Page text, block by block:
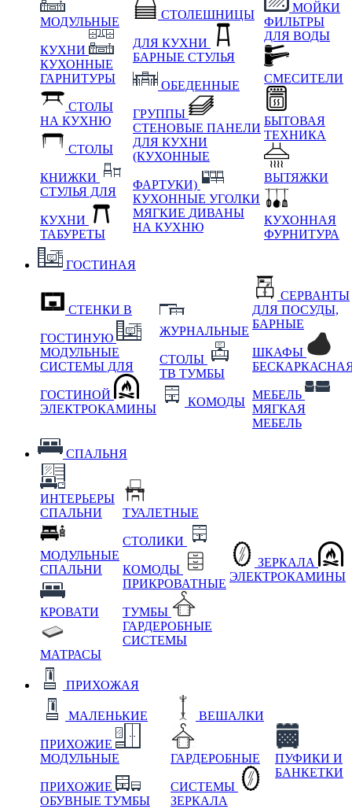
МОДУЛЬНЫЕ
КУХНИ
КУХОННЫЕ
ГАРНИТУРЫ
СТОЛЫ
НА КУХНЮ
СТОЛЫ
КНИЖКИ
СТУЛЬЯ ДЛЯ
КУХНИ
ТАБУРЕТЫ
СТОЛЕШНИЦЫ
ДЛЯ КУХНИ
БАРНЫЕ СТУЛЬЯ
ОБЕДЕННЫЕ
ГРУППЫ
СТЕНОВЫЕ ПАНЕЛИ
ДЛЯ КУХНИ
(КУХОННЫЕ
ФАРТУКИ)
КУХОННЫЕ УГОЛКИ
МЯГКИЕ ДИВАНЫ
НА КУХНЮ
МОЙКИ
ФИЛЬТРЫ
ДЛЯ ВОДЫ
СМЕСИТЕЛИ
БЫТОВАЯ
ТЕХНИКА
ВЫТЯЖКИ
КУХОННАЯ
ФУРНИТУРА
ГОСТИНАЯ
СТЕНКИ В
ГОСТИНУЮ
МОДУЛЬНЫЕ
СИСТЕМЫ ДЛЯ
ГОСТИНОЙ
ЭЛЕКТРОКАМИНЫ
ЖУРНАЛЬНЫЕ
СТОЛЫ
ТВ ТУМБЫ
КОМОДЫ
СЕРВАНТЫ
ДЛЯ ПОСУДЫ,
БАРНЫЕ
ШКАФЫ
МЕБЕЛЬ
МЯГКАЯ
МЕБЕЛЬ
СПАЛЬНЯ
ИНТЕРЬЕРЫ
СПАЛЬНИ
МОДУЛЬНЫЕ
СПАЛЬНИ
КРОВАТИ
МАТРАСЫ
ТУАЛЕТНЫЕ
СТОЛИКИ
КОМОДЫ
ПРИКРОВАТНЫЕ
ТУМБЫ
ГАРДЕРОБНЫЕ
СИСТЕМЫ
ЗЕРКАЛА
ЭЛЕКТРОКАМИНЫ
ПРИХОЖАЯ
МАЛЕНЬКИЕ
ПРИХОЖИЕ
МОДУЛЬНЫЕ
ПРИХОЖИЕ
ОБУВНЫЕ ТУМБЫ
ВЕШАЛКИ
ГАРДЕРОБНЫЕ
СИСТЕМЫ
ЗЕРКАЛА
ПУФИКИ И
БАНКЕТКИ